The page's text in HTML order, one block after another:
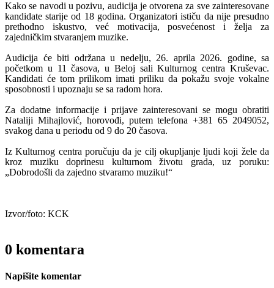
Kako se navodi u pozivu, audicija je otvorena za sve zainteresovane
kandidate starije od 18 godina. Organizatori ističu da nije presudno
prethodno iskustvo, već motivacija, posvećenost i želja za
zajedničkim stvaranjem muzike.
Audicija će biti održana u nedelju, 26. aprila 2026. godine, sa
početkom u 11 časova, u Beloj sali Kulturnog centra Kruševac.
Kandidati će tom prilikom imati priliku da pokažu svoje vokalne
sposobnosti i upoznaju se sa radom hora.
Za dodatne informacije i prijave zainteresovani se mogu obratiti
Nataliji Mihajlović, horovođi, putem telefona +381 65 2049052,
svakog dana u periodu od 9 do 20 časova.
Iz Kulturnog centra poručuju da je cilj okupljanje ljudi koji žele da
kroz muziku doprinesu kulturnom životu grada, uz poruku:
„Dobrodošli da zajedno stvaramo muziku!“
Izvor/foto: KCK
0 komentara
Napišite komentar